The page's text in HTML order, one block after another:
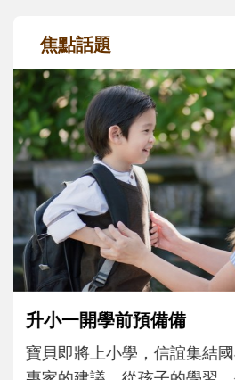
焦點話題
和孩子一起長大的那個
不同模樣
沒有人天生就擅長當爸爸
次「前所未有」的體驗中
大。從給予安全感的肢體
主、角色認同及解決問題
正嘗試用不同的模樣，參